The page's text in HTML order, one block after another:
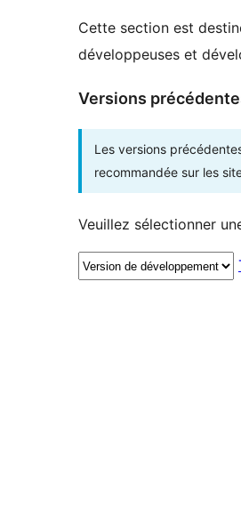
Cette section est
développeuses et
Versions
Les versions
recommandée sur les
Veuillez sélectionner